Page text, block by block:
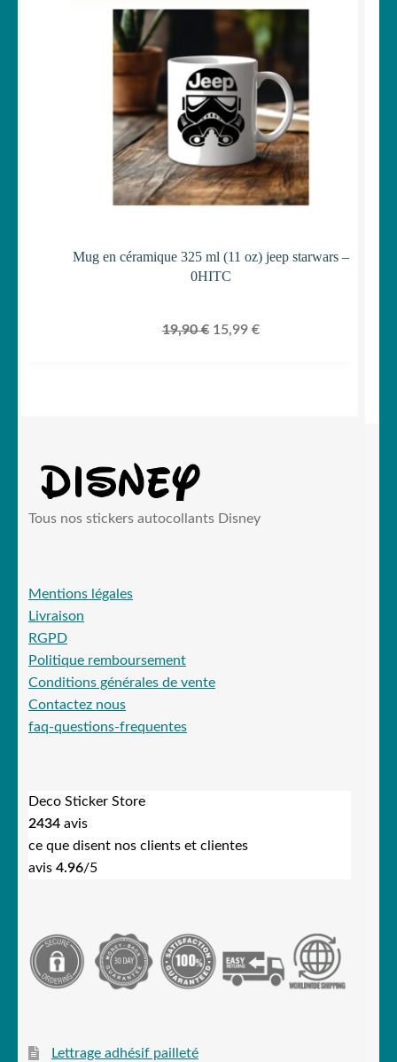
19,90 €.15,99 €.
Mug en céramique 325 ml (11 oz) jeep starwars –
0HITC
19,90€ Le
15,99 €Le
Tous nos stickers autocollants Disney
Mentions légales
Livraison
RGPD
Politique remboursement
Conditions générales de vente
Contactez nous
faq-questions-frequentes
Deco Sticker Store
2434 avis
ce que disent nos clients et clientes
avis 4.96/5
Lettrage adhésif pailleté